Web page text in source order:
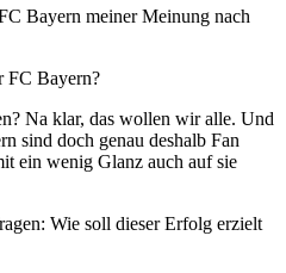
Bayern meiner Meinung nach
FC Bayern?
Na klar, das wollen wir alle. Und
sind doch genau deshalb Fan
ein wenig Glanz auch auf sie
Wie soll dieser Erfolg erzielt